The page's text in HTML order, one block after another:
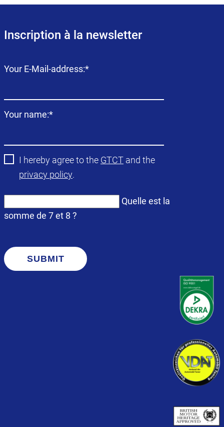
Inscription à la newsletter
Champ
Your E-Mail-address:*
Champ
Your name:*
I hereby agree to the GTCT and the
privacy policy.
Quelle est la
somme de 7 et 8 ?
SUBMIT